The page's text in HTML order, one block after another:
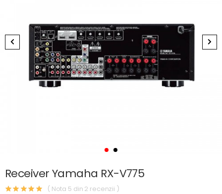
Receiver Yamaha RX-V775
( Nota 5 din 2 recenzii )